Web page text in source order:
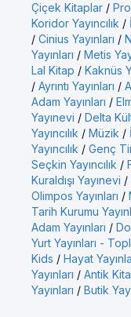
Çiçek Kitaplar /
Koridor Yayıncılık /
/ Cinius Yayınları /
Yayınları / Metis
Lal Kitap / Kaknüs
/ Ayrıntı Yayınları /
Adam Yayınları /
Yayınevi / Delta
Yayıncılık / Müzik /
Yayıncılık / Genç
Seçkin Yayıncılık /
Kuraldışı Yayınevi /
Olimpos Yayınları /
Tarih Kurumu
Adam Yayınları /
Yurt Yayınları -
Kids / Hayat
Yayınları / Antik
Yayınları / Butik